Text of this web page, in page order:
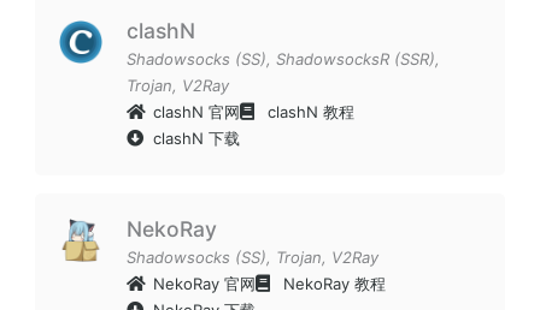
clashN
Shadowsocks (SS), ShadowsocksR (SSR),
Trojan, V2Ray
clashN 官网
clashN 教程
clashN 下载
NekoRay
Shadowsocks (SS), Trojan, V2Ray
NekoRay 官网
NekoRay 教程